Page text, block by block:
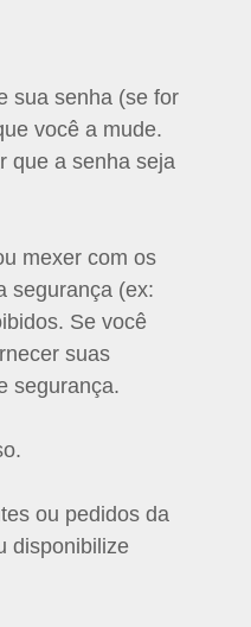
sua senha (se for
você a mude.
que a senha seja
mexer com os
segurança (ex:
Se você
suas
segurança.
ou pedidos da
disponibilize